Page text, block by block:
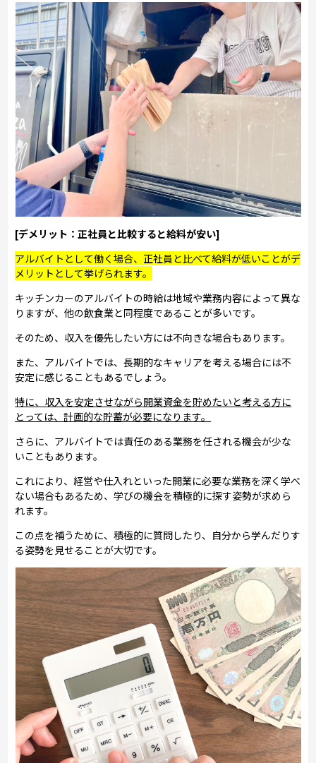
[デメリット：正社員と比較すると給料が安い]
アルバイトとして働く場合、正社員と比べて給料が低いことがデ
メリットとして挙げられます。
キッチンカーのアルバイトの時給は地域や業務内容によって異な
りますが、他の飲食業と同程度であることが多いです。
そのため、収入を優先したい方には不向きな場合もあります。
また、アルバイトでは、長期的なキャリアを考える場合には不
安定に感じることもあるでしょう。
特に、収入を安定させながら開業資金を貯めたいと考える方に
とっては、計画的な貯蓄が必要になります。
さらに、アルバイトでは責任のある業務を任される機会が少な
いこともあります。
これにより、経営や仕入れといった開業に必要な業務を深く学べ
ない場合もあるため、学びの機会を積極的に探す姿勢が求めら
れます。
この点を補うために、積極的に質問したり、自分から学んだりす
る姿勢を見せることが大切です。